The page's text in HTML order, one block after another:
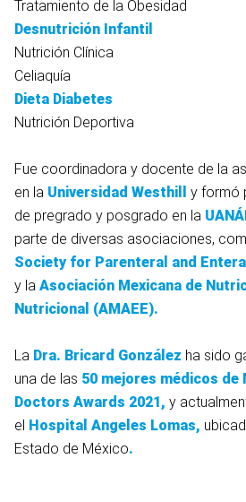
Tratamiento de la Obesidad
Desnutrición Infantil
Nutrición Clínica
Celiaquía
Dieta Diabetes
Nutrición Deportiva
Fue coordinadora y docente de la
en la Universidad Westhill y formó
de pregrado y posgrado en la
parte de diversas asociaciones,
Society for Parenteral and
y la Asociación Mexicana de
Nutricional (AMAEE).
La Dra. Bricard González ha sido
una de las 50 mejores médicos de
Doctors Awards 2021, y
el Hospital Angeles Lomas,
Estado de México.